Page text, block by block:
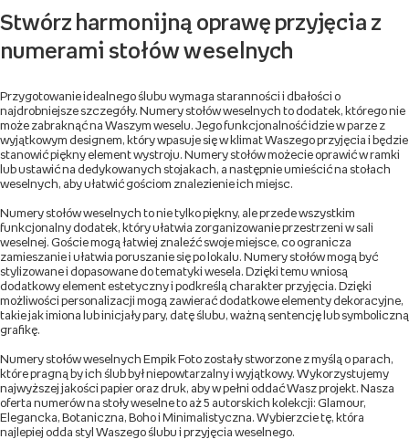
Stwórz harmonijną oprawę przyjęcia z
numerami stołów weselnych
Przygotowanie idealnego ślubu wymaga staranności i dbałości o
najdrobniejsze szczegóły. Numery stołów weselnych to dodatek, którego nie
może zabraknąć na Waszym weselu. Jego funkcjonalność idzie w parze z
wyjątkowym designem, który wpasuje się w klimat Waszego przyjęcia i będzie
stanowić piękny element wystroju. Numery stołów możecie oprawić w ramki
lub ustawić na dedykowanych stojakach, a następnie umieścić na stołach
weselnych, aby ułatwić gościom znalezienie ich miejsc.
Numery stołów weselnych to nie tylko piękny, ale przede wszystkim
funkcjonalny dodatek, który ułatwia zorganizowanie przestrzeni w sali
weselnej. Goście mogą łatwiej znaleźć swoje miejsce, co ogranicza
zamieszanie i ułatwia poruszanie się po lokalu. Numery stołów mogą być
stylizowane i dopasowane do tematyki wesela. Dzięki temu wniosą
dodatkowy element estetyczny i podkreślą charakter przyjęcia. Dzięki
możliwości personalizacji mogą zawierać dodatkowe elementy dekoracyjne,
takie jak imiona lub inicjały pary, datę ślubu, ważną sentencję lub symboliczną
grafikę.
Numery stołów weselnych Empik Foto zostały stworzone z myślą o parach,
które pragną by ich ślub był niepowtarzalny i wyjątkowy. Wykorzystujemy
najwyższej jakości papier oraz druk, aby w pełni oddać Wasz projekt. Nasza
oferta numerów na stoły weselne to aż 5 autorskich kolekcji: Glamour,
Elegancka, Botaniczna, Boho i Minimalistyczna. Wybierzcie tę, która
najlepiej odda styl Waszego ślubu i przyjęcia weselnego.